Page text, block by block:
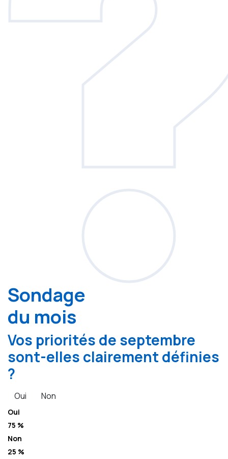
Sondage
du mois
Vos priorités de septembre
sont-elles clairement définies
?
Oui Non
Oui
75 %
Non
25 %